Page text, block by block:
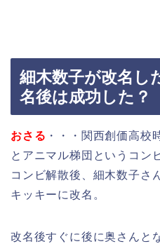
細木数子が改名し
名後は成功した？
おさる ・・・関西創価高校
とアニマル梯団というコン
コンビ解散後、細木数子さ
キッキーに改名。
改名後すぐに後に奥さんと